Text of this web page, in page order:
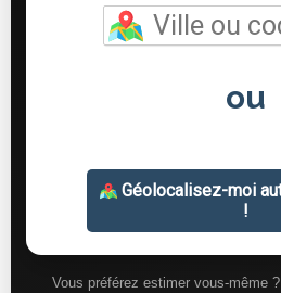
Vous préférez estimer vous-même ?